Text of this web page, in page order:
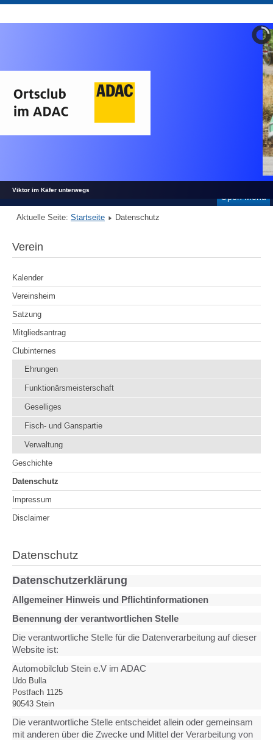
Viktor im Käfer unterwegs
Open Menu
Aktuelle Seite: Startseite Datenschutz
Verein
Kalender
Vereinsheim
Satzung
Mitgliedsantrag
Clubinternes
Ehrungen
Funktionärsmeisterschaft
Geselliges
Fisch- und Ganspartie
Verwaltung
Geschichte
Datenschutz
Impressum
Disclaimer
Datenschutz
Datenschutzerklärung
Allgemeiner Hinweis und Pflichtinformationen
Benennung der verantwortlichen Stelle
Die verantwortliche Stelle für die Datenverarbeitung auf dieser
Website ist:
Automobilclub Stein e.V im ADAC
Udo Bulla
Postfach 1125
90543 Stein
Die verantwortliche Stelle entscheidet allein oder gemeinsam
mit anderen über die Zwecke und Mittel der Verarbeitung von